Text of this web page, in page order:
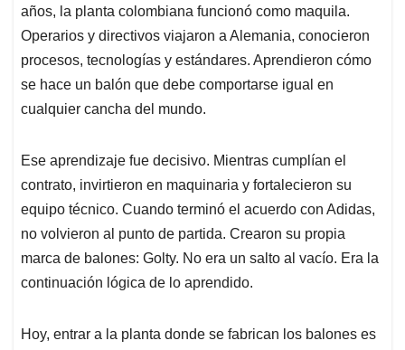
años, la planta colombiana funcionó como maquila.
Operarios y directivos viajaron a Alemania, conocieron
procesos, tecnologías y estándares. Aprendieron cómo
se hace un balón que debe comportarse igual en
cualquier cancha del mundo.
Ese aprendizaje fue decisivo. Mientras cumplían el
contrato, invirtieron en maquinaria y fortalecieron su
equipo técnico. Cuando terminó el acuerdo con Adidas,
no volvieron al punto de partida. Crearon su propia
marca de balones: Golty. No era un salto al vacío. Era la
continuación lógica de lo aprendido.
Hoy, entrar a la planta donde se fabrican los balones es